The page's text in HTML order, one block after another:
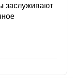
заслуживают